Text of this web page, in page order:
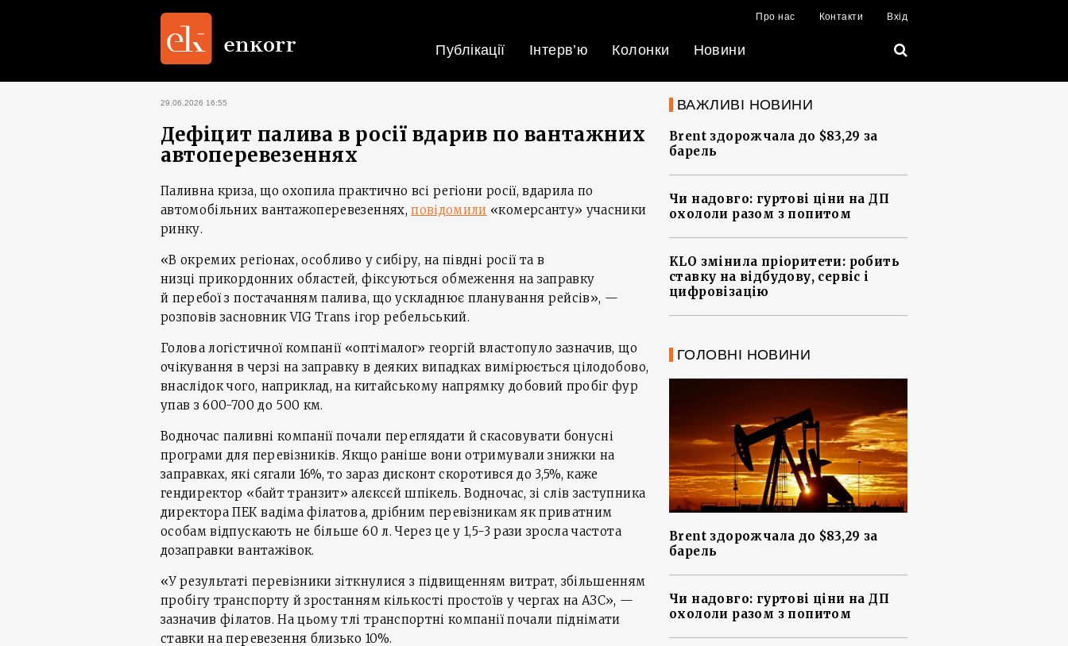
Про нас Контакти Вхід
Публікації Інтерв’ю Колонки Новини
29.06.2026 16:55
Дефіцит палива в росії вдарив по вантажних
автоперевезеннях
Паливна криза, що охопила практично всі регіони росії, вдарила по
автомобільних вантажоперевезеннях,повідомили «комерсанту» учасники
ринку.
«В окремих регіонах, особливо у сибіру, на півдні росії та в
низці прикордонних областей, фіксуються обмеження на заправку
й перебої з постачанням палива, що ускладнює планування рейсів», —
розповів засновник VIG Trans ігор ребельський.
Голова логістичної компанії «оптімалог» георгій властопуло зазначив, що
очікування в черзі на заправку в деяких випадках вимірюється цілодобово,
внаслідок чого, наприклад, на китайському напрямку добовий пробіг фур
упав з 600-700 до 500 км.
Водночас паливні компанії почали переглядати й скасовувати бонусні
програми для перевізників. Якщо раніше вони отримували знижки на
заправках, які сягали 16%, то зараз дисконт скоротився до 3,5%, каже
гендиректор «байт транзит» алєксєй шпікель. Водночас, зі слів заступника
директора ПЕК вадіма філатова, дрібним перевізникам як приватним
особам відпускають не більше 60 л. Через це у 1,5-3 рази зросла частота
дозаправки вантажівок.
«У результаті перевізники зіткнулися з підвищенням витрат, збільшенням
пробігу транспорту й зростанням кількості простоїв у чергах на АЗС», —
зазначив філатов. На цьому тлі транспортні компанії почали піднімати
ставки на перевезення близько 10%.
ВАЖЛИВІ НОВИНИ
Brent здорожчала до $83,29 за
барель
Чи надовго: гуртові ціни на ДП
охололи разом з попитом
KLO змінила пріоритети: робить
ставку на відбудову, сервіс і
цифровізацію
ГОЛОВНІ НОВИНИ
Brent здорожчала до $83,29 за
барель
Чи надовго: гуртові ціни на ДП
охололи разом з попитом